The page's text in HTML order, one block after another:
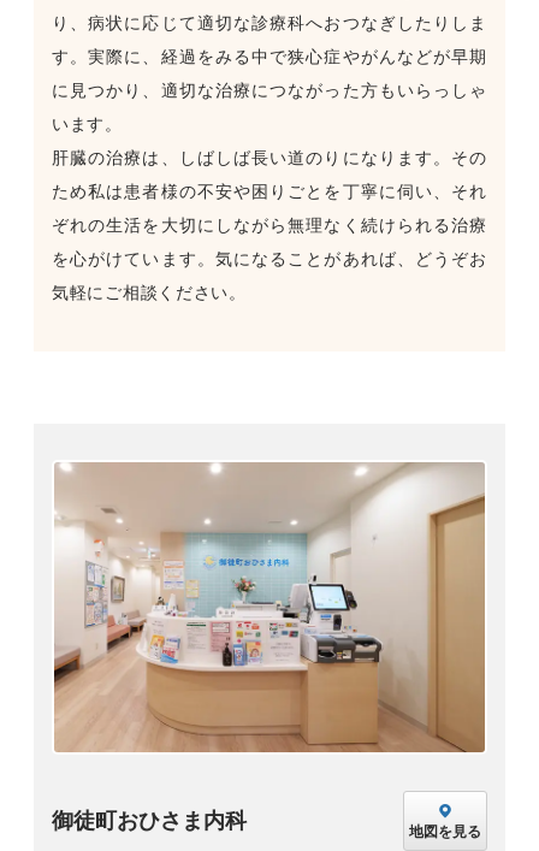
り、病状に応じて適切な診療科へおつなぎしたりしま
す。実際に、経過をみる中で狭心症やがんなどが早期
に見つかり、適切な治療につながった方もいらっしゃ
います。
肝臓の治療は、しばしば長い道のりになります。その
ため私は患者様の不安や困りごとを丁寧に伺い、それ
ぞれの生活を大切にしながら無理なく続けられる治療
を心がけています。気になることがあれば、どうぞお
気軽にご相談ください。
御徒町おひさま内科 地図を見る